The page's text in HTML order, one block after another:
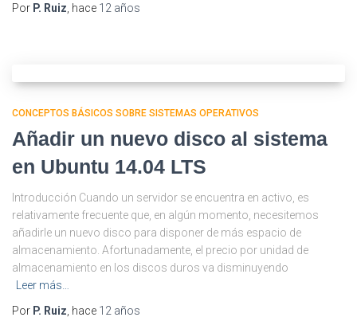
Por P. Ruiz , hace 12 años
CONCEPTOS BÁSICOS SOBRE SISTEMAS OPERATIVOS
Añadir un nuevo disco al sistema
en Ubuntu 14.04 LTS
Introducción Cuando un servidor se encuentra en activo, es
relativamente frecuente que, en algún momento, necesitemos
añadirle un nuevo disco para disponer de más espacio de
almacenamiento. Afortunadamente, el precio por unidad de
almacenamiento en los discos duros va disminuyendo
Leer más…
Por P. Ruiz , hace 12 años